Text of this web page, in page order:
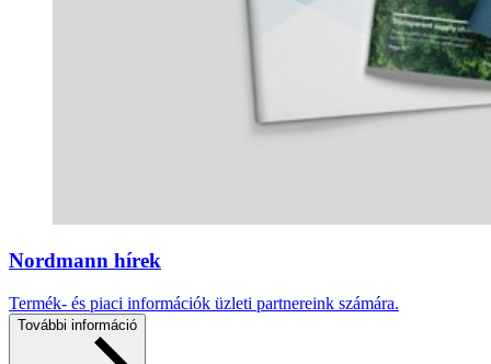
Nordmann hírek
Termék- és piaci információk üzleti partnereink számára.
További információ